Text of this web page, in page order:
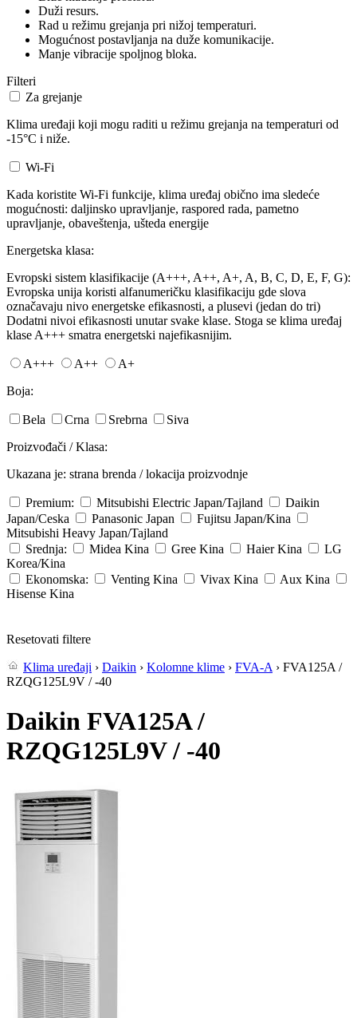
Duži resurs.
Rad u režimu grejanja pri nižoj temperaturi.
Mogućnost postavljanja na duže komunikacije.
Manje vibracije spoljnog bloka.
Filteri
Za grejanje
Klima uređaji koji mogu raditi u režimu grejanja na temperaturi od
-15°C i niže.
Wi-Fi
Kada koristite Wi-Fi funkcije, klima uređaj obično ima sledeće
mogućnosti: daljinsko upravljanje, raspored rada, pametno
upravljanje, obaveštenja, ušteda energije
Energetska klasa:
Evropski sistem klasifikacije (A+++, A++, A+, A, B, C, D, E, F, G):
Evropska unija koristi alfanumeričku klasifikaciju gde slova
označavaju nivo energetske efikasnosti, a plusevi (jedan do tri)
Dodatni nivoi efikasnosti unutar svake klase. Stoga se klima uređaj
klase A+++ smatra energetski najefikasnijim.
A+++ A++
A+
Boja:
Bela Crna Srebrna
Siva
Proizvođači / Klasa:
Ukazana je: strana brenda / lokacija proizvodnje
Premium: Mitsubishi Electric Japan/Tajland
Daikin
Japan/Ceska
Panasonic Japan Fujitsu Japan/Kina
Mitsubishi Heavy Japan/Tajland
Srednja:
Midea Kina Gree Kina Haier Kina
LG
Korea/Kina
Ekonomska:
Venting Kina Vivax Kina Aux Kina
Hisense Kina
Resetovati filtere
Klima uređaji › Daikin › Kolomne klime › FVA-A › FVA125A /
RZQG125L9V / -40
Daikin FVA125A /
RZQG125L9V / -40